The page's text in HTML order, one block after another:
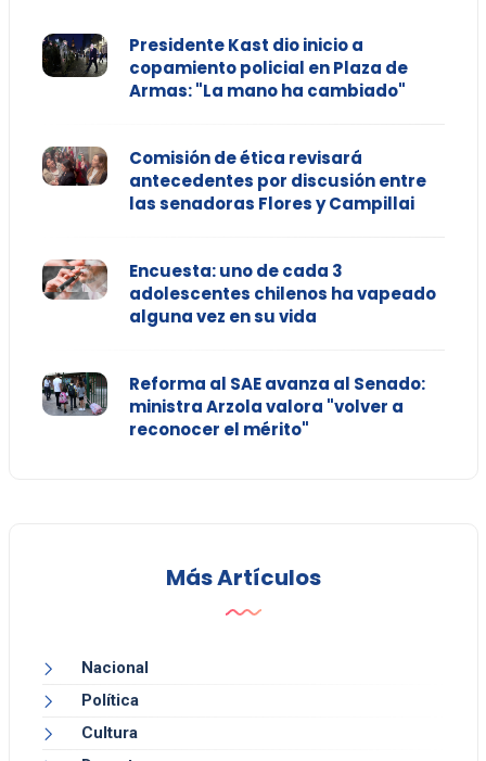
Presidente Kast dio inicio a
copamiento policial en Plaza de
Armas: "La mano ha cambiado"
Comisión de ética revisará
antecedentes por discusión entre
las senadoras Flores y Campillai
Encuesta: uno de cada 3
adolescentes chilenos ha vapeado
alguna vez en su vida
Reforma al SAE avanza al Senado:
ministra Arzola valora "volver a
reconocer el mérito"
Más Artículos
Nacional
Política
Cultura